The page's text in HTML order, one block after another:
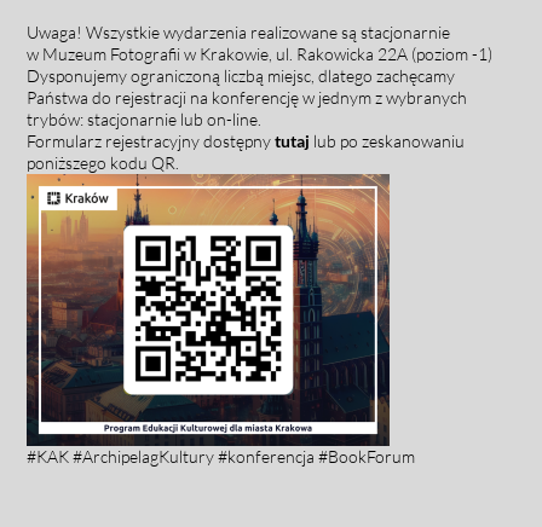
Uwaga! Wszystkie wydarzenia realizowane są stacjonarnie
w Muzeum Fotografii w Krakowie, ul. Rakowicka 22A (poziom -1)
Dysponujemy ograniczoną liczbą miejsc, dlatego zachęcamy
Państwa do rejestracji na konferencję w jednym z wybranych
trybów:stacjonarnie lub on-line.
Formularz rejestracyjny dostępnytutaj lub po zeskanowaniu
poniższego kodu QR.
#KAK #ArchipelagKultury #konferencja #BookForum